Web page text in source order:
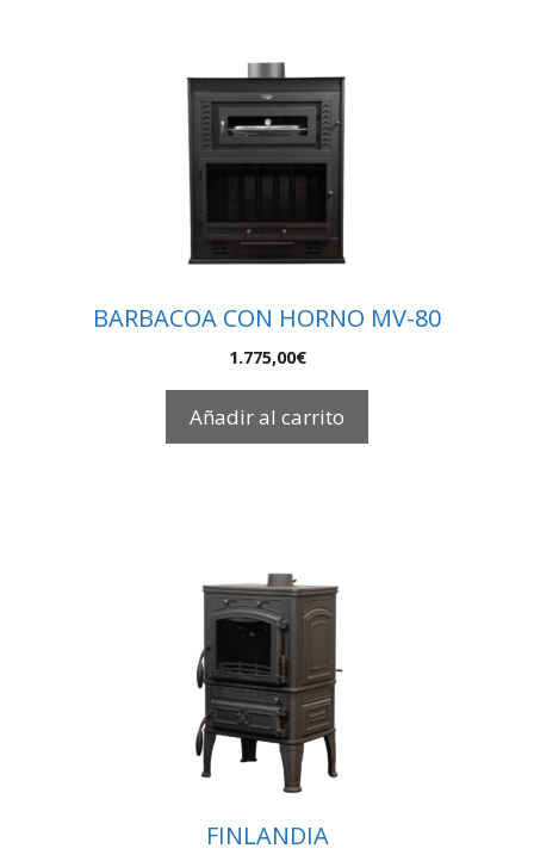
BARBACOA CON HORNO MV-80
1.775,00€
Añadir al carrito
FINLANDIA